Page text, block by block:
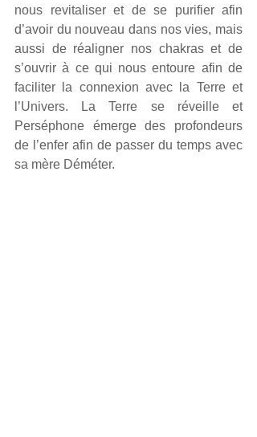
nous revitaliser et de se purifier afin
d’avoir du nouveau dans nos vies, mais
aussi de réaligner nos chakras et de
s’ouvrir à ce qui nous entoure afin de
faciliter la connexion avec la Terre et
l’Univers. La Terre se réveille et
Perséphone émerge des profondeurs
de l’enfer afin de passer du temps avec
sa mère Déméter.